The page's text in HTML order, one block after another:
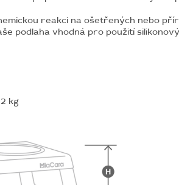
reakci na ošetřených nebo
podlaha vhodná pro použití
kg